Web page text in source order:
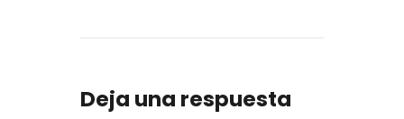
Deja una respuesta